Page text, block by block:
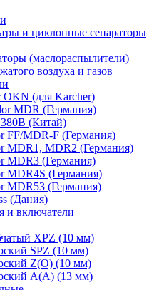
и циклонные сепараторы
(маслораспылители)
воздуха и газов
(для Karcher)
MDR (Германия)
380В (Китай)
FF/MDR-F (Германия)
MDR1, MDR2 (Германия)
MDR3 (Германия)
MDR4S (Германия)
MDR53 (Германия)
(Дания)
и включатели
XPZ (10 мм)
SPZ (10 мм)
Z(О) (10 мм)
А(А) (13 мм)